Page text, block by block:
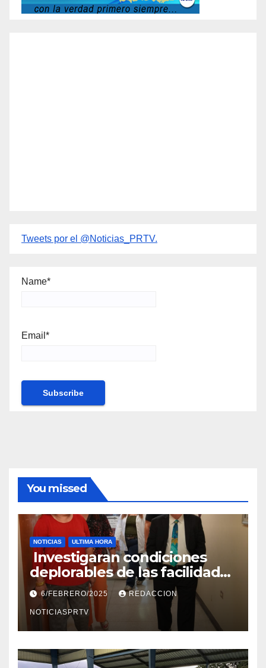
Tweets por el @Noticias_PRTV.
Name*
Email*
You missed
NOTICIAS ULTIMA HORA
Investigaran condiciones
deplorables de las facilidades
el Departamento de la Salud
en Mayagüez
6/FEBRERO/2025 REDACCION
NOTICIASPRTV